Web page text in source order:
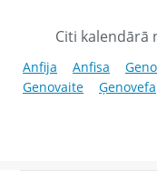
Citi kalendārā
Anfija Anfisa
Genovaite
Ģenovefa